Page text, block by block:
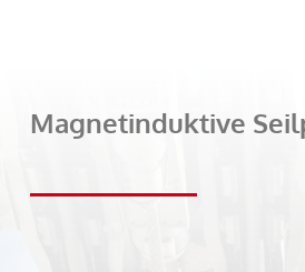
Magnetinduktive